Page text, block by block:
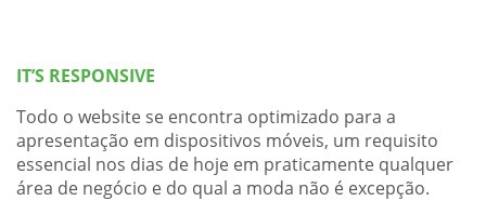
IT’S RESPONSIVE
Todo o website se encontra optimizado para a
apresentação em dispositivos móveis, um requisito
essencial nos dias de hoje em praticamente qualquer
área de negócio e do qual a moda não é excepção.